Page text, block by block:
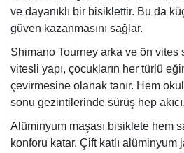
ve dayanıklı bir bisiklettir. Bu da
güven kazanmasını sağlar.
Shimano Tourney arka ve ön vites
vitesli yapı, çocukların her türlü
çevirmesine olanak tanır. Hem
sonu gezintilerinde sürüş hep
Alüminyum maşası bisiklete hem
konforu katar. Çift katlı alüminyum